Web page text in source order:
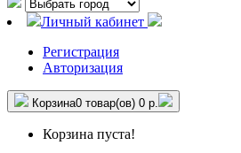
Личный кабинет
Регистрация
Авторизация
Корзина0 товар(ов) 0 р.
Корзина пуста!